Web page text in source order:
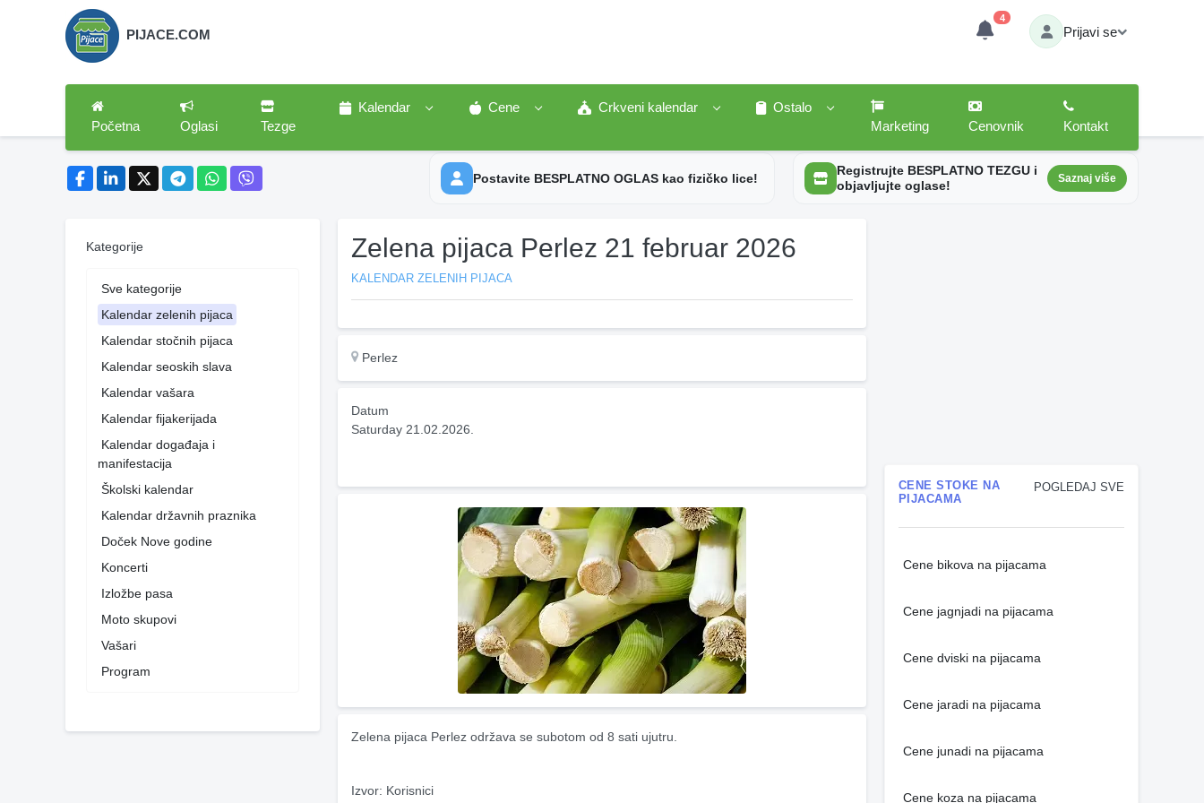
PIJACE.COM
4
Prijavi se
Početna Oglasi Tezge
Kalendar Cene Crkveni kalendar
Ostalo
Marketing
Cenovnik Kontakt
Postavite BESPLATNO OGLAS kao fizičko lice!
Registrujte BESPLATNO TEZGU i
objavljujte oglase!
Saznaj više
Kategorije
Sve kategorije
Kalendar zelenih pijaca
Kalendar stočnih pijaca
Kalendar seoskih slava
Kalendar vašara
Kalendar fijakerijada
Kalendar događaja i
manifestacija
Školski kalendar
Kalendar državnih praznika
Doček Nove godine
Koncerti
Izložbe pasa
Moto skupovi
Vašari
Program
Zelena pijaca Perlez 21 februar 2026
KALENDAR ZELENIH PIJACA
Perlez
Datum
Saturday 21.02.2026.
Zelena pijaca Perlez održava se subotom od 8 sati ujutru.
Izvor: Korisnici
POGLEDAJ SVE
CENE STOKE NA
PIJACAMA
Cene bikova na pijacama
Cene jagnjadi na pijacama
Cene dviski na pijacama
Cene jaradi na pijacama
Cene junadi na pijacama
Cene koza na pijacama